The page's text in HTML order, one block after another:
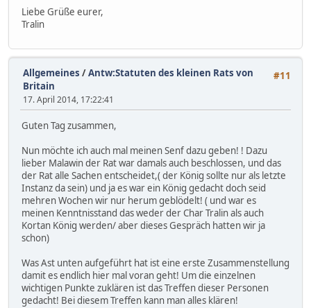
Liebe Grüße eurer,
Tralin
#11
Allgemeines /Antw:Statuten des kleinen Rats von
Britain
17. April 2014, 17:22:41
Guten Tag zusammen,
Nun möchte ich auch mal meinen Senf dazu geben! ! Dazu
lieber Malawin der Rat war damals auch beschlossen, und das
der Rat alle Sachen entscheidet,( der König sollte nur als letzte
Instanz da sein) und ja es war ein König gedacht doch seid
mehren Wochen wir nur herum geblödelt! ( und war es
meinen Kenntnisstand das weder der Char Tralin als auch
Kortan König werden/ aber dieses Gespräch hatten wir ja
schon)
Was Ast unten aufgeführt hat ist eine erste Zusammenstellung
damit es endlich hier mal voran geht! Um die einzelnen
wichtigen Punkte zuklären ist das Treffen dieser Personen
gedacht! Bei diesem Treffen kann man alles klären!